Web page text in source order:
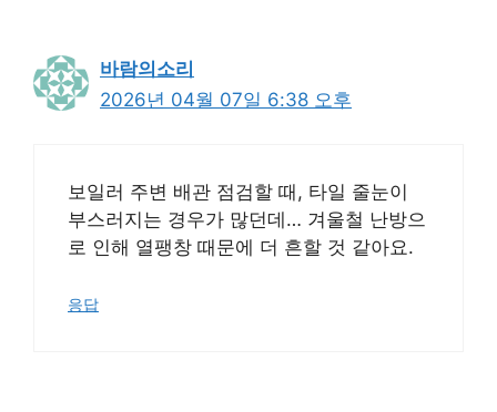
바람의소리
2026년 04월 07일 6:38 오후
보일러 주변 배관 점검할 때, 타일 줄눈이
부스러지는 경우가 많던데… 겨울철 난방으
로 인해 열팽창 때문에 더 흔할 것 같아요.
응답